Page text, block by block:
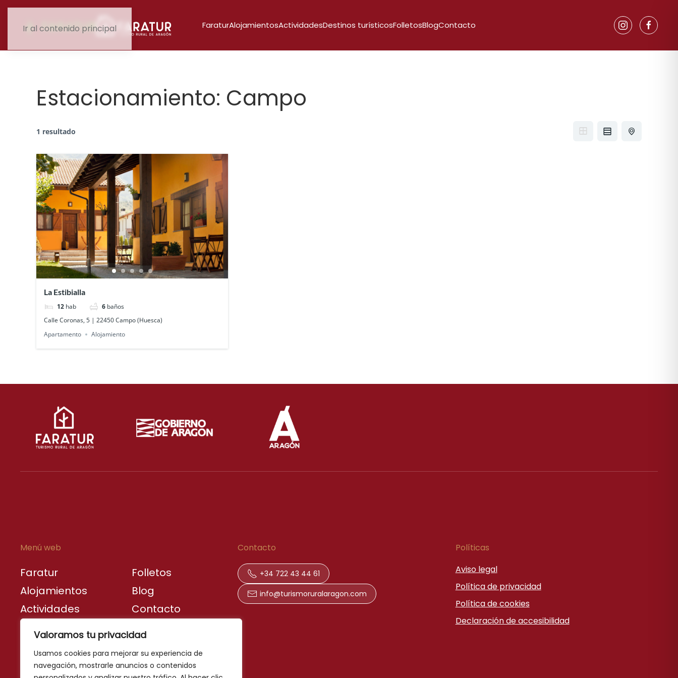
Valoramos tu privacidad
Usamos cookies para mejorar su experiencia de
navegación, mostrarle anuncios o contenidos
Ir al contenido principal FaraturAlojamientosActividadesDestinos turísticosFolletosBlogContacto
Estacionamiento: Campo
1 resultado
La Estibialla
12 hab 6 baños
Calle Coronas, 5 | 22450 Campo (Huesca)
Apartamento
Alojamiento
Menú web
Faratur
Alojamientos
Actividades
turísticos
Folletos
Blog
Contacto
Contacto
+34 722 43 44 61
info@turismoruralaragon.com
Políticas
Aviso legal
Política de privacidad
Política de cookies
Declaración de accesibilidad